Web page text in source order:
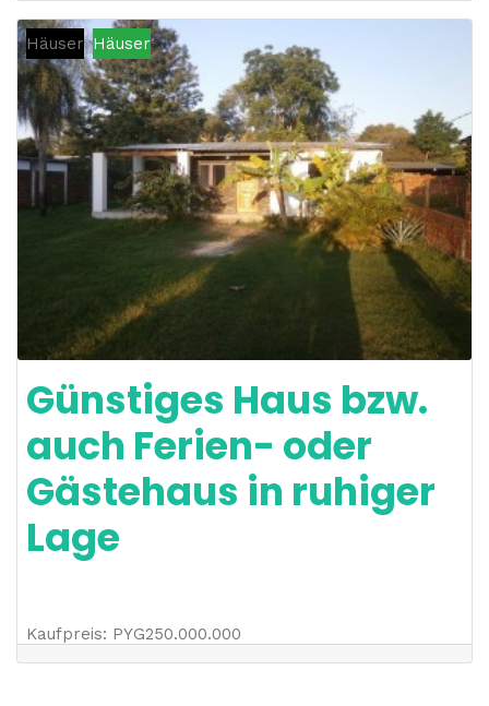
Häuser Häuser
Kaufpreis: PYG250.000.000
Günstiges Haus bzw.
auch Ferien- oder
Gästehaus in ruhiger
Lage